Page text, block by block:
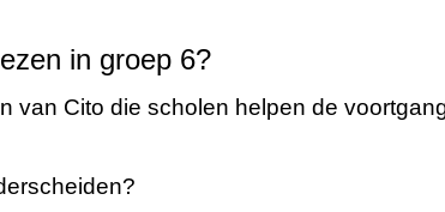
in groep 6?
van Cito die scholen helpen de